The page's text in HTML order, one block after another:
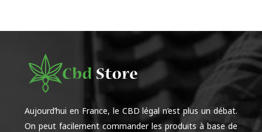
Aujourd’hui en France, le CBD légal n’est plus un débat.
On peut facilement commander les produits à base de